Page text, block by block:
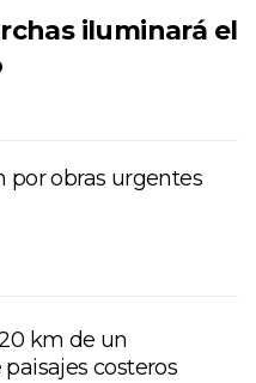
iluminará el
por obras urgentes
km de un
costeros